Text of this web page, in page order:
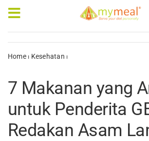
Toggle
Navigation
Caterings
Rewards
Home⏐ Kesehatan ⏐
7 Makanan yang
untuk Penderita
Redakan Asam